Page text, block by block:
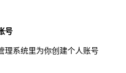
号
理系统里为你创建个人账号